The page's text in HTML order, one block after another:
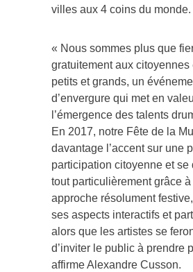
villes aux 4 coins du monde.
« Nous sommes plus que
gratuitement aux citoyennes
petits et grands, un
d’envergure qui met en
l’émergence des talents
En 2017, notre Fête de la
davantage l’accent sur une
participation citoyenne et se
tout particulièrement grâce à
approche résolument
ses aspects interactifs et
alors que les artistes se
d’inviter le public à prendre
affirme Alexandre Cusson.